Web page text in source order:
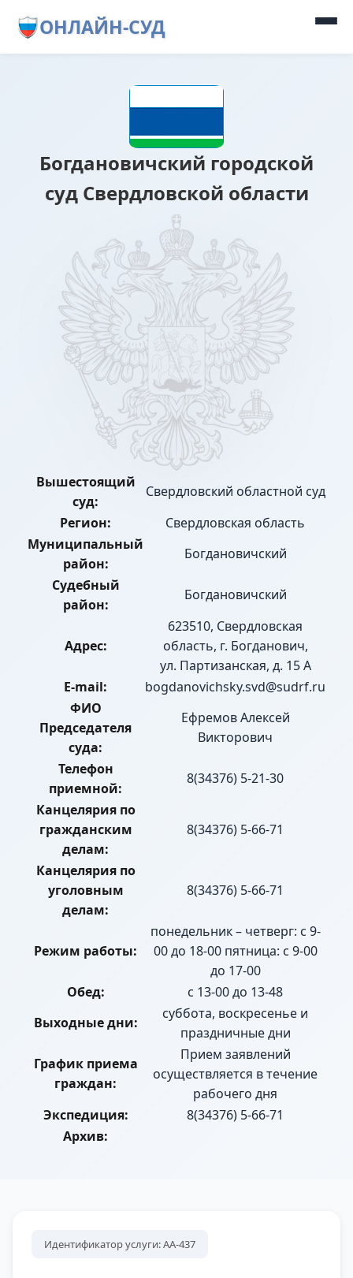
ОНЛАЙН-СУД
Богдановичский городской
суд Свердловской области
Вышестоящий
суд:
Свердловский областной суд
Регион:
Свердловская область
Муниципальный
район:
Богдановичский
Судебный
район:
Богдановичский
Адрес:
623510, Свердловская
область, г. Богданович,
ул. Партизанская, д. 15 А
E-mail:
bogdanovichsky.svd@sudrf.ru
ФИО
Председателя
суда:
Ефремов Алексей
Викторович
Телефон
приемной:
8(34376) 5-21-30
Канцелярия по
гражданским
делам:
8(34376) 5-66-71
Канцелярия по
уголовным
делам:
8(34376) 5-66-71
Режим работы:
понедельник – четверг: с 9-
00 до 18-00 пятница: с 9-00
до 17-00
Обед:
с 13-00 до 13-48
Выходные дни:
суббота, воскресенье и
праздничные дни
График приема
граждан:
Прием заявлений
осуществляется в течение
рабочего дня
Экспедиция:
8(34376) 5-66-71
Архив:
Идентификатор услуги: АА-437